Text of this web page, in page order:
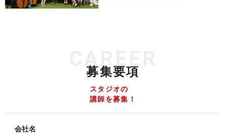
募集要項
CAREER
スタジオの
講師を募集！
会社名